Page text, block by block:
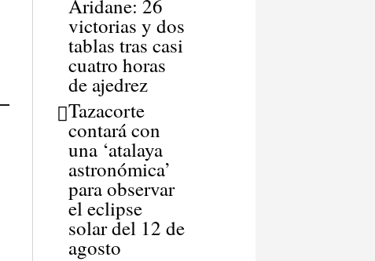
Aridane: 26
victorias y dos
tablas tras casi
cuatro horas
de ajedrez
Tazacorte
contará con
una ‘atalaya
astronómica’
para observar
el eclipse
solar del 12 de
agosto